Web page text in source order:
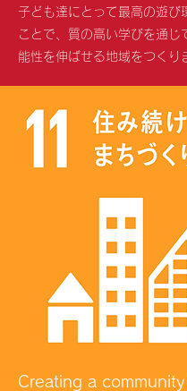
子ども達にとって最高の遊び
ことで、質の高い学びを通じ
能性を伸ばせる地域をつくり
Creating a